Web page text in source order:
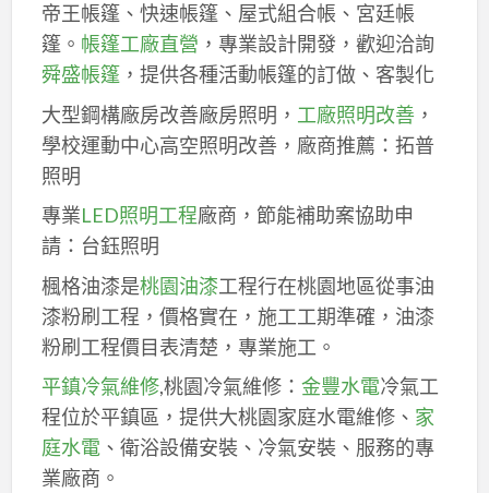
帝王帳篷、快速帳篷、屋式組合帳、宮廷帳
篷。 帳篷工廠直營 ，專業設計開發，歡迎洽詢
舜盛帳篷，提供各種活動帳篷的訂做、客製化
大型鋼構廠房改善廠房照明， 工廠照明改善，
學校運動中心高空照明改善，廠商推薦：拓普
照明
專業LED照明工程廠商，節能補助案協助申
請：台鈺照明
楓格油漆是桃園油漆工程行在桃園地區從事油
漆粉刷工程，價格實在，施工工期準確，油漆
粉刷工程價目表清楚，專業施工。
平鎮冷氣維修,桃園冷氣維修： 金豐水電冷氣工
程位於平鎮區，提供大桃園家庭水電維修、 家
庭水電、衛浴設備安裝、冷氣安裝、服務的專
業廠商。